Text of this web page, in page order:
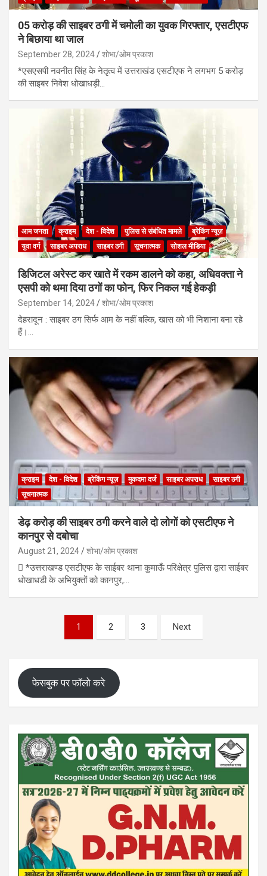
05 करोड़ की साइबर ठगी में चमोली का युवक गिरफ्तार, एसटीएफ
ने बिछाया था जाल
September 28, 2024 शोभा/ओम प्रकाश
*एसएसपी नवनीत सिंह के नेतृत्व में उत्तराखंड एसटीएफ ने लगभग 5 करोड़
की साइबर निवेश धोखाधड़ी…
आम जनता क्राइम देश - विदेश पुलिस से संबंधित मामले
ब्रेकिंग न्यूज़
युवा वर्ग
साइबर अपराध साइबर ठगी सूचनात्मक सोशल मीडिया
डिजिटल अरेस्ट कर खाते में रकम डालने को कहा, अधिवक्ता ने
एसपी को थमा दिया ठगों का फोन, फिर निकल गई हेकड़ी
September 14, 2024 शोभा/ओम प्रकाश
देहरादून : साइबर ठग सिर्फ आम के नहीं बल्कि, खास को भी निशाना बना रहे
हैं।…
क्राइम देश - विदेश ब्रेकिंग न्यूज़ मुकदमा दर्ज साइबर अपराध
साइबर ठगी
सूचनात्मक
डेढ़ करोड़ की साइबर ठगी करने वाले दो लोगों को एसटीएफ ने
कानपुर से दबोचा
August 21, 2024 शोभा/ओम प्रकाश
 *उत्तराखण्ड एसटीएफ के साईबर थाना कुमाऊँ परिक्षेत्र पुलिस द्वारा साईबर
धोखाधडी के अभियुक्तों को कानपुर,…
pagination
1 2 3 Next
फेसबुक पर फॉलो करे